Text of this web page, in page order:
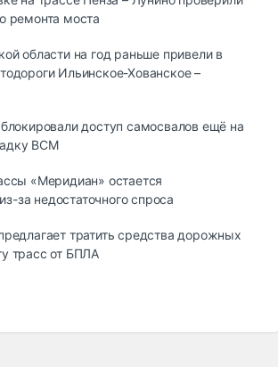
ремонта моста
области на год раньше привели в
Ильинское-Хованское –
доступ самосвалов ещё на
ВСМ
«Меридиан» остается
за недостаточного спроса
тратить средства дорожных
трасс от БПЛА